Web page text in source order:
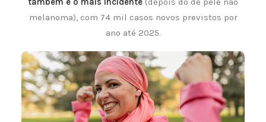
melanoma), com 74 mil casos novos previstos por
ano até 2025.